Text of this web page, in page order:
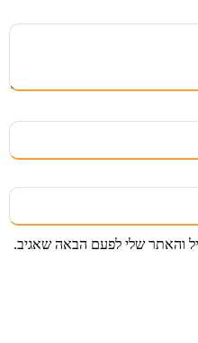
והאתר שלי לפעם הבאה שאגיב.